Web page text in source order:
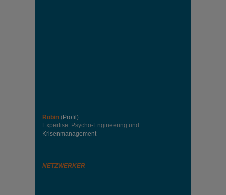
Robin (Profil )
Expertise: Psycho-Engineering und
Krisenmanagement
NETZWERKER